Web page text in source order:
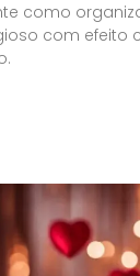
como
com efeito